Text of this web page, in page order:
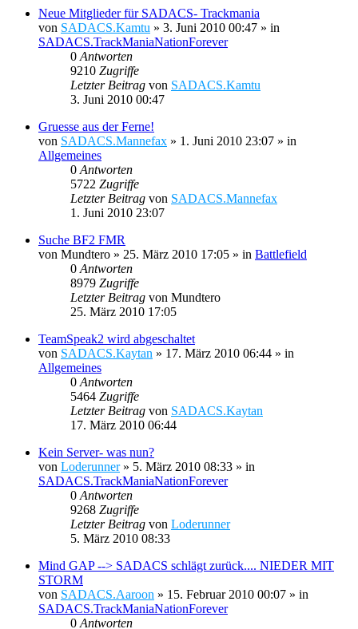
Neue Mitglieder für SADACS- Trackmania
von SADACS.Kamtu » 3. Juni 2010 00:47 » in
SADACS.TrackManiaNationForever
0 Antworten
9210 Zugriffe
Letzter Beitrag von SADACS.Kamtu
3. Juni 2010 00:47
Gruesse aus der Ferne!
von SADACS.Mannefax » 1. Juni 2010 23:07 » in
Allgemeines
0 Antworten
5722 Zugriffe
Letzter Beitrag von SADACS.Mannefax
1. Juni 2010 23:07
Suche BF2 FMR
von Mundtero » 25. März 2010 17:05 » in Battlefield
0 Antworten
8979 Zugriffe
Letzter Beitrag von Mundtero
25. März 2010 17:05
TeamSpeak2 wird abgeschaltet
von SADACS.Kaytan » 17. März 2010 06:44 » in
Allgemeines
0 Antworten
5464 Zugriffe
Letzter Beitrag von SADACS.Kaytan
17. März 2010 06:44
Kein Server- was nun?
von Loderunner» 5. März 2010 08:33 » in
SADACS.TrackManiaNationForever
0 Antworten
9268 Zugriffe
Letzter Beitrag von Loderunner
5. März 2010 08:33
Mind GAP --> SADACS schlägt zurück.... NIEDER MIT
STORM
von SADACS.Aaroon » 15. Februar 2010 00:07 » in
SADACS.TrackManiaNationForever
0 Antworten